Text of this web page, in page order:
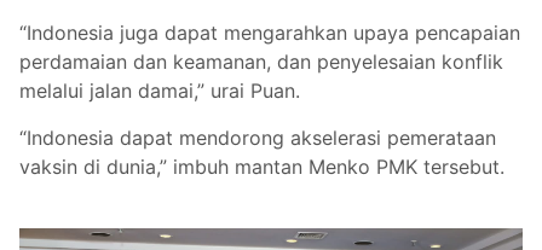
“Indonesia juga dapat mengarahkan upaya pencapaian
perdamaian dan keamanan, dan penyelesaian konflik
melalui jalan damai,” urai Puan.
“Indonesia dapat mendorong akselerasi pemerataan
vaksin di dunia,” imbuh mantan Menko PMK tersebut.